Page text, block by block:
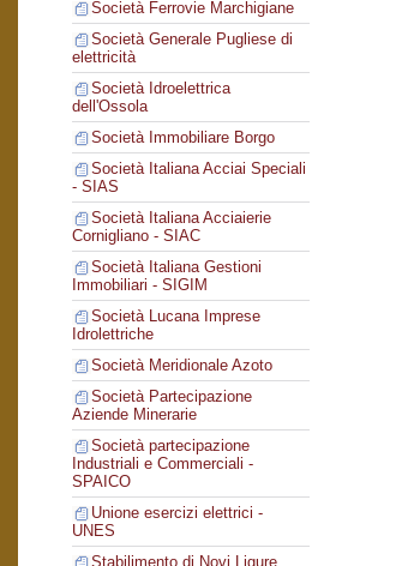
Società Ferrovie Marchigiane
Società Generale Pugliese di
elettricità
Società Idroelettrica
dell'Ossola
Società Immobiliare Borgo
Società Italiana Acciai Speciali
- SIAS
Società Italiana Acciaierie
Cornigliano - SIAC
Società Italiana Gestioni
Immobiliari - SIGIM
Società Lucana Imprese
Idrolettriche
Società Meridionale Azoto
Società Partecipazione
Aziende Minerarie
Società partecipazione
Industriali e Commerciali -
SPAICO
Unione esercizi elettrici -
UNES
Stabilimento di Novi Ligure